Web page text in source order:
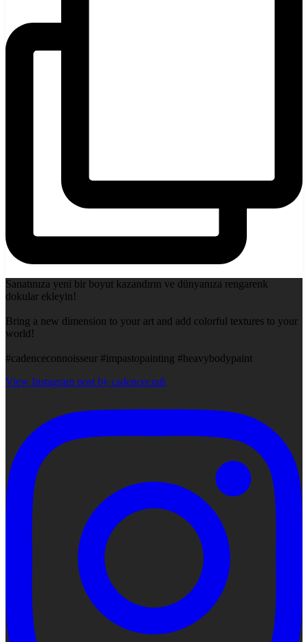
Sanatınıza yeni bir boyut kazandırın ve dünyanıza rengarenk
dokular ekleyin!
Bring a new dimension to your art and add colorful textures to your
world!
#cadenceconnoisseur #impastopainting #heavybodypaint
View Instagram post by cadencecraft